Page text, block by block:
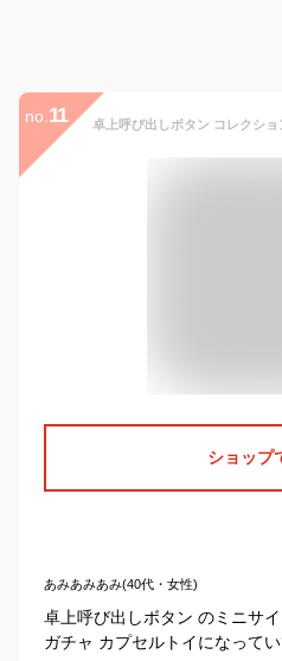
no. 11
ショップ
あみあみあみ(40代・女性)
卓上呼び出しボタン のミニサ
ガチャ カプセルトイになってい